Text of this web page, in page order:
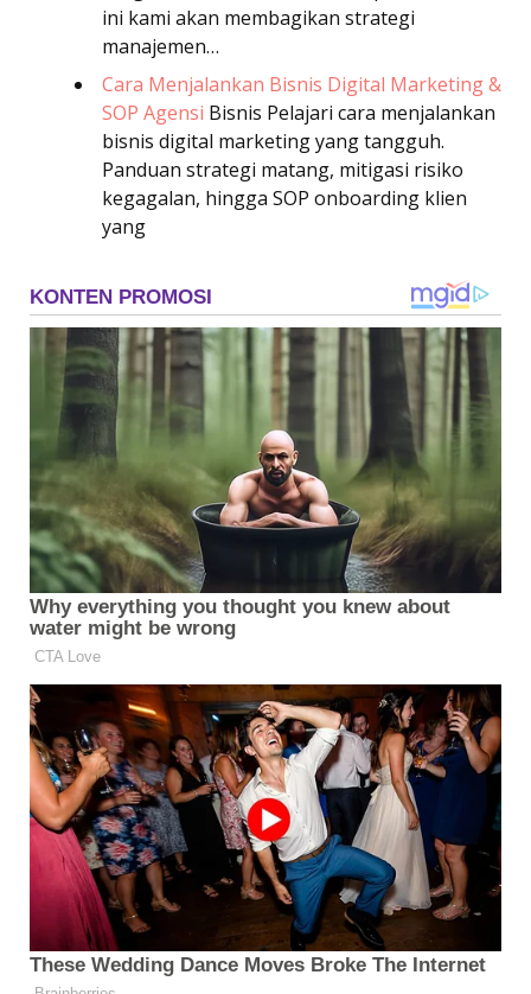
ini kami akan membagikan strategi
manajemen…
Cara Menjalankan Bisnis Digital Marketing &
SOP Agensi Bisnis Pelajari cara menjalankan
bisnis digital marketing yang tangguh.
Panduan strategi matang, mitigasi risiko
kegagalan, hingga SOP onboarding klien
yang